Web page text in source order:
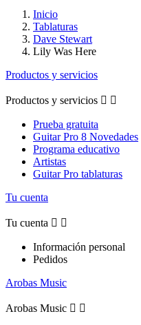
Inicio
Tablaturas
Dave Stewart
Lily Was Here
Productos y servicios
Productos y servicios  
Prueba gratuita
Guitar Pro 8 Novedades
Programa educativo
Artistas
Guitar Pro tablaturas
Tu cuenta
Tu cuenta  
Información personal
Pedidos
Arobas Music
Arobas Music  